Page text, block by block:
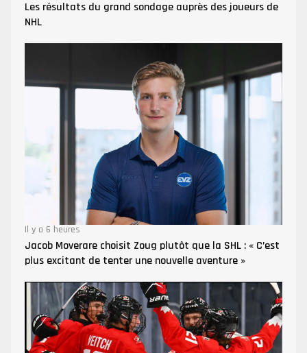
Les résultats du grand sondage auprès des joueurs de
NHL
Il y a 6 heures
Jacob Moverare choisit Zoug plutôt que la SHL : « C’est
plus excitant de tenter une nouvelle aventure »